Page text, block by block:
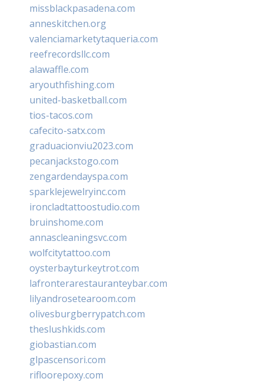
missblackpasadena.com
anneskitchen.org
valenciamarketytaqueria.com
reefrecordsllc.com
alawaffle.com
aryouthfishing.com
united-basketball.com
tios-tacos.com
cafecito-satx.com
graduacionviu2023.com
pecanjackstogo.com
zengardendayspa.com
sparklejewelryinc.com
ironcladtattoostudio.com
bruinshome.com
annascleaningsvc.com
wolfcitytattoo.com
oysterbayturkeytrot.com
lafronterarestauranteybar.com
lilyandrosetearoom.com
olivesburgberrypatch.com
theslushkids.com
giobastian.com
glpascensori.com
rifloorepoxy.com